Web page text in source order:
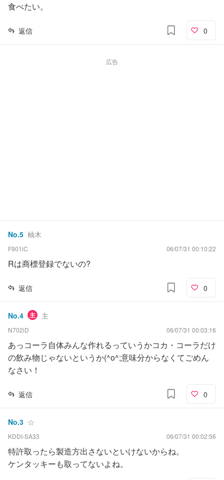
食べたい。
返信 0
広告
No.5 柚木
F901iC 06/07/31 00:10:22
Rは商標登録でないの?
返信 0
No.4 主 主
N702iD 06/07/31 00:03:16
あっコーラ自体みんな作れるっていうかコカ・コーラだけ
の飲み物じゃないというか(^o^;意味分からなくてごめん
なさい！
返信 0
No.3 ☆
KDDI-SA33 06/07/31 00:02:56
特許取ったら製造方出さないといけないからね。
ケンタッキーも取ってないよね。